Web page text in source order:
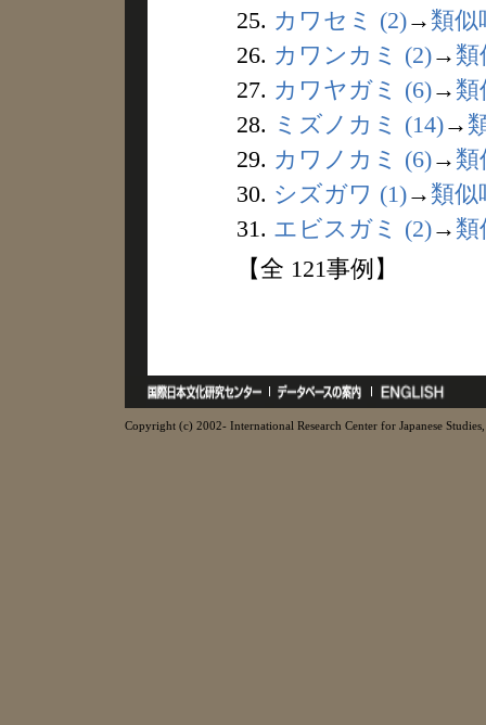
25. カワセミ (2)→ 類似
26. カワンカミ (2)→ 類
27. カワヤガミ (6)→ 類
28. ミズノカミ (14)→
29. カワノカミ (6)→ 類
30. シズガワ (1)→ 類似
31. エビスガミ (2)→ 類
【全 121事例】
Copyright (c) 2002- International Research Center for Japanese